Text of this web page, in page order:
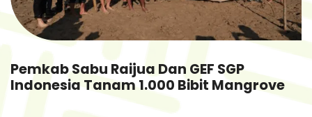
Pemkab Sabu Raijua Dan GEF SGP
Indonesia Tanam 1.000 Bibit Mangrove